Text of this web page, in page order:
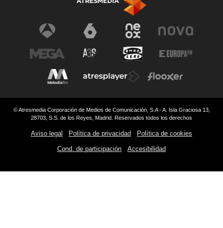
© Atresmedia Corporación de Medios de Comunicación, S.A - A. Isla Graciosa 13,
28703, S.S. de los Reyes, Madrid. Reservados todos los derechos
Aviso legal Política de privacidad Política de cookies
Cond. de participación Accesibilidad